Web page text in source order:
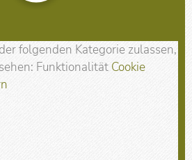
folgenden Kategorie zulassen,
Funktionalität Cookie